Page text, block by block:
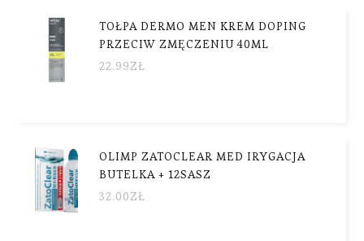
TOŁPA DERMO MEN KREM DOPING
PRZECIW ZMĘCZENIU 40ML
22.99ZŁ
OLIMP ZATOCLEAR MED IRYGACJA
BUTELKA + 12SASZ
32.00ZŁ